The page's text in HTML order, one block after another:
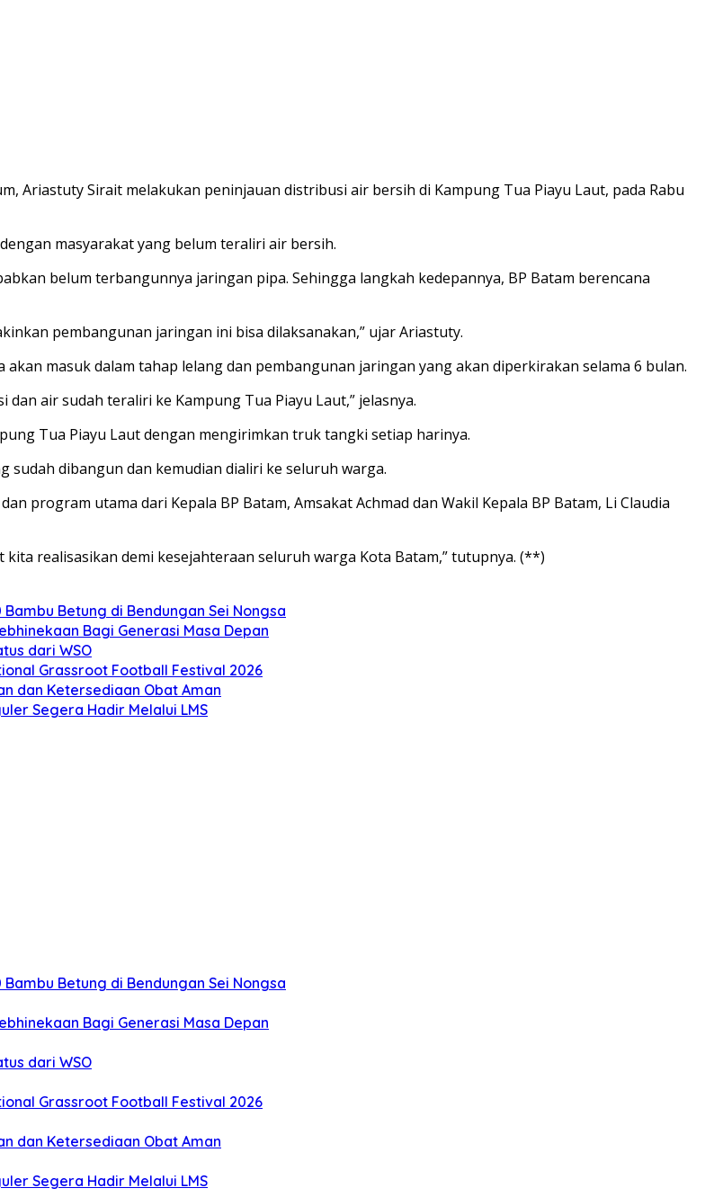
Ariastuty Sirait melakukan peninjauan distribusi air bersih di Kampung Tua Piayu Laut, pada Rabu
masyarakat yang belum teraliri air bersih.
belum terbangunnya jaringan pipa. Sehingga langkah kedepannya, BP Batam berencana
pembangunan jaringan ini bisa dilaksanakan,” ujar Ariastuty.
masuk dalam tahap lelang dan pembangunan jaringan yang akan diperkirakan selama 6 bulan.
air sudah teraliri ke Kampung Tua Piayu Laut,” jelasnya.
Tua Piayu Laut dengan mengirimkan truk tangki setiap harinya.
dibangun dan kemudian dialiri ke seluruh warga.
program utama dari Kepala BP Batam, Amsakat Achmad dan Wakil Kepala BP Batam, Li Claudia
realisasikan demi kesejahteraan seluruh warga Kota Batam,” tutupnya. (**)
Betung di Bendungan Sei Nongsa
Bagi Generasi Masa Depan
dari WSO
Grassroot Football Festival 2026
dan Ketersediaan Obat Aman
Segera Hadir Melalui LMS
Betung di Bendungan Sei Nongsa
Bagi Generasi Masa Depan
dari WSO
Grassroot Football Festival 2026
dan Ketersediaan Obat Aman
Segera Hadir Melalui LMS